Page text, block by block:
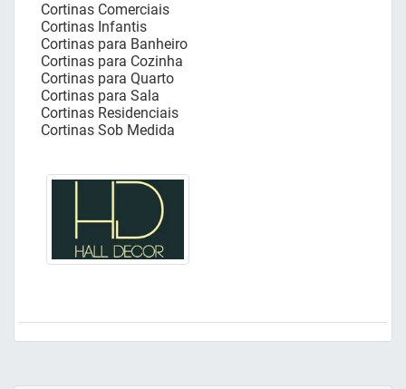
Cortinas Comerciais
Cortinas Infantis
Cortinas para Banheiro
Cortinas para Cozinha
Cortinas para Quarto
Cortinas para Sala
Cortinas Residenciais
Cortinas Sob Medida